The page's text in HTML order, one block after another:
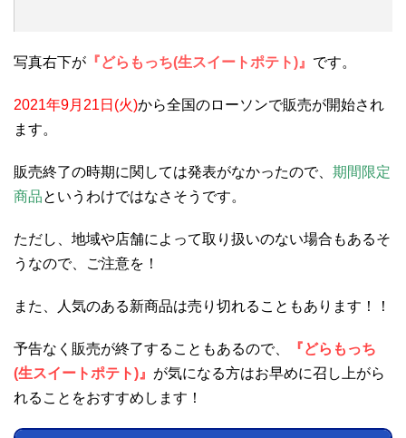
写真右下が 『どらもっち(生スイートポテト)』 です。
2021年9月21日(火)から全国のローソンで販売が開始され
ます。
販売終了の時期に関しては発表がなかったので、 期間限定
商品というわけではなさそうです。
ただし、地域や店舗によって取り扱いのない場合もあるそ
うなので、ご注意を！
また、人気のある新商品は売り切れることもあります！！
予告なく販売が終了することもあるので、
『どらもっち
(生スイートポテト)』 が気になる方はお早めに召し上がら
れることをおすすめします！